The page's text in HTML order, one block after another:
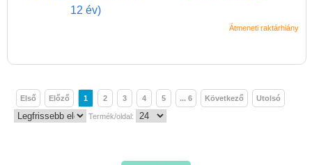
Átmeneti raktárhiány
Első Előző 1 2 3 4 5 ... 6 Következő Utolsó
Termék/oldal: